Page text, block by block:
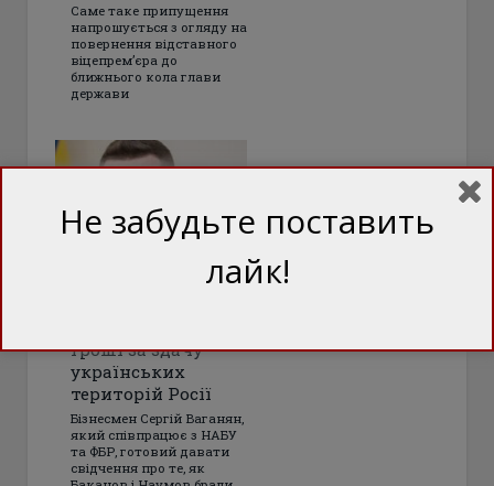
Саме таке припущення
напрошується з огляду на
повернення відставного
віцепрем’єра до
ближнього кола глави
держави
гроші за здачу
українських
територій Росії
Бізнесмен Сергій Ваганян,
який співпрацює з НАБУ
та ФБР, готовий давати
свідчення про те, як
Не забудьте поставить
лайк!